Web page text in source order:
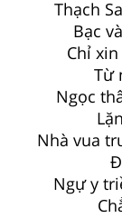
Thạch
Bạc
Chỉ
Từ
Ngọc
Nhà vua
Ngự y